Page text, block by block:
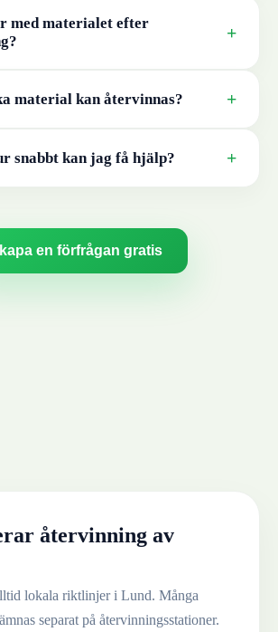
med materialet efter
+
material kan återvinnas? +
snabbt kan jag få hjälp? +
en förfrågan gratis
återvinning av
lokala riktlinjer i Lund. Många
separat på återvinningsstationer.